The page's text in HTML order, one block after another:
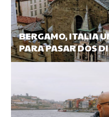
BERGAMO, ITALIA
PARA PASAR DOS